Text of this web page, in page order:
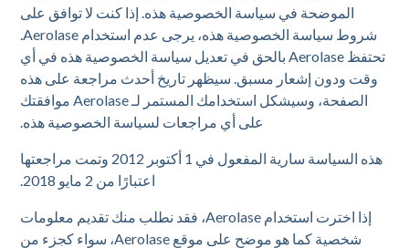
الموضحة في سياسة الخصوصية هذه. إذا كنت لا توافق على
شروط سياسة الخصوصية هذه، يرجى عدم استخدام Aerolase.
تحتفظ Aerolase بالحق في تعديل سياسة الخصوصية هذه في أي
وقت ودون إشعار مسبق. سيظهر تاريخ أحدث مراجعة على هذه
الصفحة، وسيشكل استخدامك المستمر لـ Aerolase موافقتك
على أي مراجعات لسياسة الخصوصية هذه.
هذه السياسة سارية المفعول في 1 أكتوبر 2012 وتمت مراجعتها
اعتبارًا من 2 مايو 2018.
إذا اخترت استخدام Aerolase، فقد نطلب منك تقديم معلومات
شخصية كما هو موضح على موقع Aerolase، سواء كجزء من